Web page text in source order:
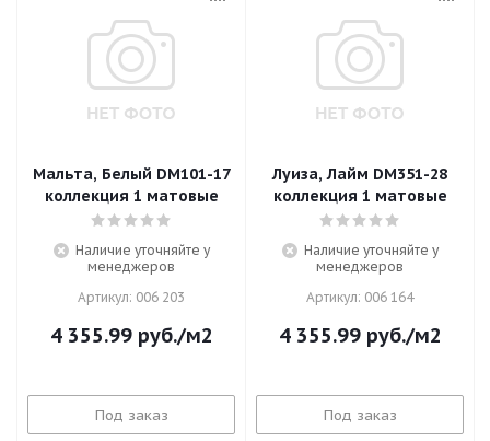
Мальта, Белый DM101-17
коллекция 1 матовые
Наличие уточняйте у
менеджеров
Артикул: 006 203
4 355.99руб./м2
Под заказ
Луиза, Лайм DM351-28
коллекция 1 матовые
Наличие уточняйте у
менеджеров
Артикул: 006 164
4 355.99руб./м2
Под заказ